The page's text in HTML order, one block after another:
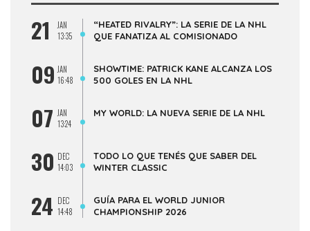
21
JAN
13:35
“HEATED RIVALRY”: LA SERIE DE LA NHL
QUE FANATIZA AL COMISIONADO
09 JAN
16:48
SHOWTIME: PATRICK KANE ALCANZA LOS
500 GOLES EN LA NHL
07 JAN
13:24
MY WORLD: LA NUEVA SERIE DE LA NHL
30 DEC
14:03
TODO LO QUE TENÉS QUE SABER DEL
WINTER CLASSIC
24 DEC
14:48
GUÍA PARA EL WORLD JUNIOR
CHAMPIONSHIP 2026